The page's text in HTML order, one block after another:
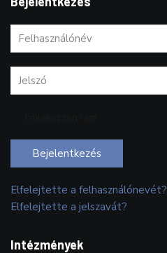
Bejelentkezés
Elfelejtette a felhasználónevét?
Elfelejtette a jelszavát?
Intézmények